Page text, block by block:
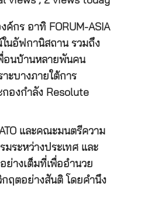
ค์กร อาทิ FORUM-ASIA
ในอัฟกานิสถาน รวมถึง
อนบ้านหลายพันคน
ะบางภายใต้การ
องกำลัง Resolute
และคณะมนตรีความ
ระหว่างประเทศ และ
ย่างเต็มที่เพื่ออำนวย
ฤตอย่างสันติ โดยคำนึง